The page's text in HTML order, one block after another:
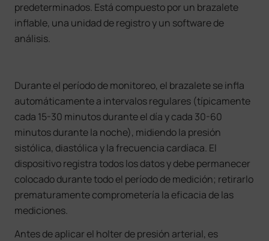
predeterminados. Está compuesto por un brazalete
inflable, una unidad de registro y un software de
análisis.
Durante el período de monitoreo, el brazalete se infla
automáticamente a intervalos regulares (típicamente
cada 15-30 minutos durante el día y cada 30-60
minutos durante la noche), midiendo la presión
sistólica, diastólica y la frecuencia cardíaca. El
dispositivo registra todos los datos y debe permanecer
colocado durante todo el período de medición; retirarlo
prematuramente comprometería la eficacia de las
mediciones.
Antes de aplicar el holter de presión arterial, es